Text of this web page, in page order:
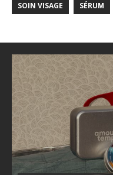
SOIN VISAGE SÉRUM